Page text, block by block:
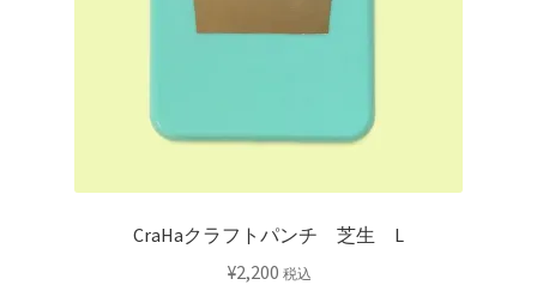
CraHaクラフトパンチ 芝生 L
¥2,200 税込